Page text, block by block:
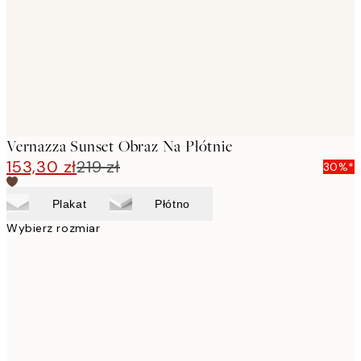
Vernazza Sunset Obraz Na Płótnie
153,30 zł219 zł 30%*
Plakat Płótno
Wybierz rozmiar